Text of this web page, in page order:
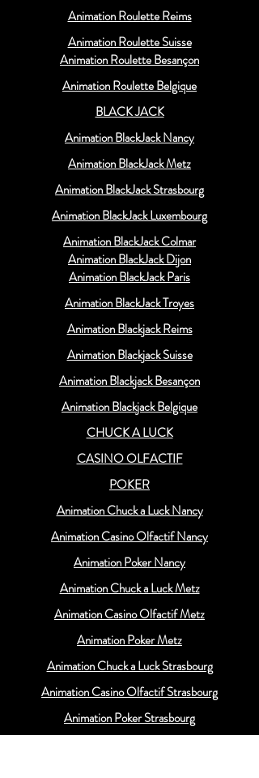
Animation Roulette Reims
Animation Roulette Suisse
Animation Roulette Besançon
Animation Roulette Belgique
BLACK JACK
Animation BlackJack Nancy
Animation BlackJack Metz
Animation BlackJack Strasbourg
Animation BlackJack Luxembourg
Animation BlackJack Colmar
Animation BlackJack Dijon
Animation BlackJack Paris
Animation BlackJack Troyes
Animation Blackjack Reims
Animation Blackjack Suisse
Animation Blackjack Besançon
Animation Blackjack Belgique
CHUCK A LUCK
CASINO OLFACTIF
POKER
Animation Chuck a Luck Nancy
Animation Casino Olfactif Nancy
Animation Poker Nancy
Animation Chuck a Luck Metz
Animation Casino Olfactif Metz
Animation Poker Metz
Animation Chuck a Luck Strasbourg
Animation Casino Olfactif Strasbourg
Animation Poker Strasbourg